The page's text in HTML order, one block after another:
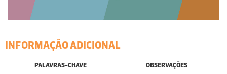
INFORMAÇÃO ADICIONAL
PALAVRAS-CHAVE OBSERVAÇÕES